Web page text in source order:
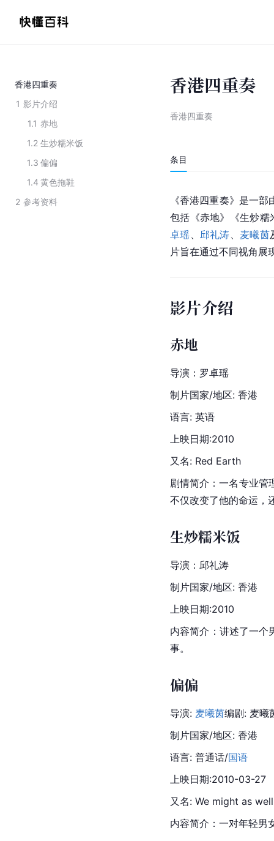
香港四重奏
1 影片介绍
1.1 赤地
1.2 生炒糯米饭
1.3 偏偏
1.4 黄色拖鞋
2 参考资料
香港四重奏
香港四重奏
条目
《香港四重奏》是一部
包括《赤地》《生炒
卓瑶
邱礼涛 麦曦茵
片旨在通过不同视角展
影片介绍
赤地
导演：罗卓瑶
制片国家/地区: 香港
语言: 英语
上映日期:2010
又名: Red Earth
剧情简介：一名专业管
不仅改变了他的命运，
生炒糯米饭
导演：邱礼涛
制片国家/地区: 香港
上映日期:2010
内容简介：讲述了一个
事。
偏偏
导演: 麦曦茵编剧: 麦曦
制片国家/地区: 香港
语言: 普通话/国语
上映日期:2010-03-27
又名: We might as
内容简介：一对年轻男